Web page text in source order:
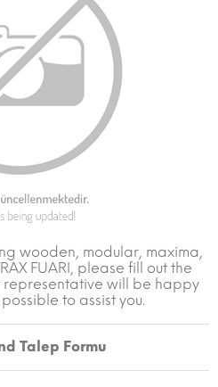
wooden, modular, maxima,
FUARI, please fill out the
representative will be happy
to assist you.
Talep Formu